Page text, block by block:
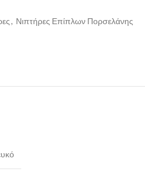
, Νιπτήρες Επίπλων Πορσελάνης